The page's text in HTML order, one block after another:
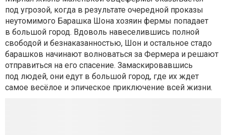
под угрозой, когда в результате очередной проказы
неутомимого Барашка Шона хозяин фермы попадает
в большой город. Вдоволь навеселившись полной
свободой и безнаказанностью, Шон и остальное стадо
барашков начинают волноваться за Фермера и решают
отправиться на его спасение. Замаскировавшись
под людей, они едут в большой город, где их ждет
самое весёлое и эпическое приключение всей жизни.